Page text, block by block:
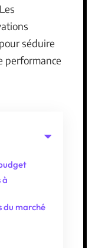
séduire
performance
à
du marché